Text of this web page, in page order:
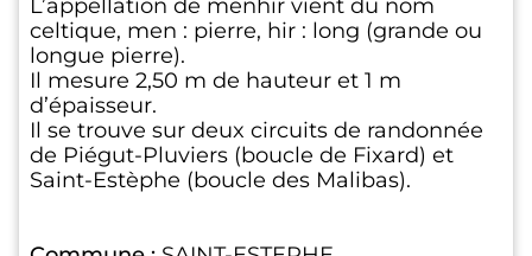
L’appellation de menhir vient du nom
celtique, men : pierre, hir : long (grande ou
longue pierre).
Il mesure 2,50 m de hauteur et 1 m
d’épaisseur.
Il se trouve sur deux circuits de randonnée
de Piégut-Pluviers (boucle de Fixard) et
Saint-Estèphe (boucle des Malibas).